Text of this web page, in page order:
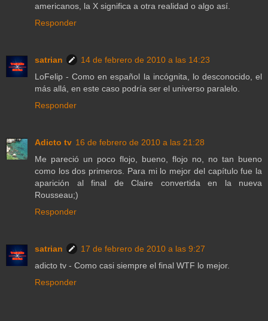
americanos, la X significa a otra realidad o algo así.
Responder
satrian
14 de febrero de 2010 a las 14:23
LoFelip - Como en español la incógnita, lo desconocido, el
más allá, en este caso podría ser el universo paralelo.
Responder
Adicto tv 16 de febrero de 2010 a las 21:28
Me pareció un poco flojo, bueno, flojo no, no tan bueno
como los dos primeros. Para mi lo mejor del capítulo fue la
aparición al final de Claire convertida en la nueva
Rousseau;)
Responder
satrian
17 de febrero de 2010 a las 9:27
adicto tv - Como casi siempre el final WTF lo mejor.
Responder